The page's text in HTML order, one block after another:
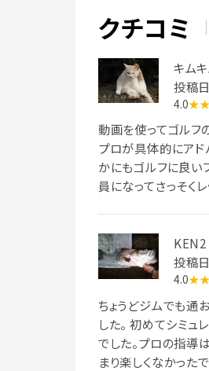
クチコミ
キム
投稿
4.0
動画を使ってゴルフ
プロが具体的にアド
かにもゴルフに良い
員になってさっそく
KEN2
投稿
4.0
ちょうどジムでも通
した。 初めてシミュ
でした。プロの指導
まり楽しくなかった